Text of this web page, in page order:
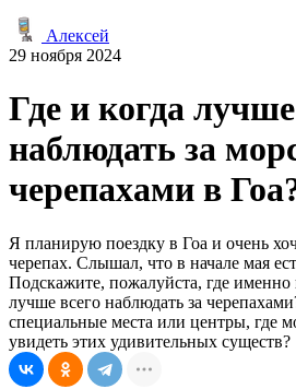
Алексей
29 ноября 2024
Где и когда лучше
наблюдать за
черепахами в
Я планирую поездку в Гоа и очень
черепах. Слышал, что в начале мая
Подскажите, пожалуйста, где именно
лучше всего наблюдать за
специальные места или центры, где
увидеть этих удивительных существ?